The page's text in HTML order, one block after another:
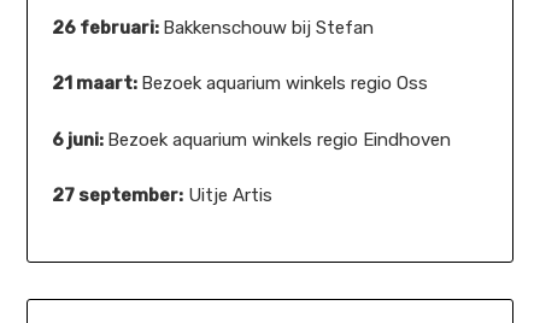
26 februari: Bakkenschouw bij Stefan
21 maart: Bezoek aquarium winkels regio Oss
6 juni: Bezoek aquarium winkels regio Eindhoven
27 september: Uitje Artis